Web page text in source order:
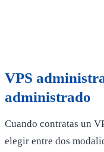
VPS
administrado
Cuando contratas un
elegir entre dos